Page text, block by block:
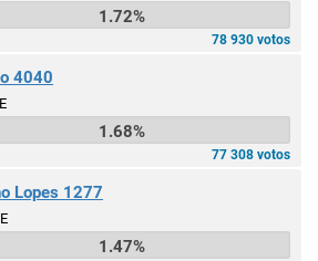
1.72%
78 930 votos
4040
1.68%
77 308 votos
Lopes 1277
1.47%